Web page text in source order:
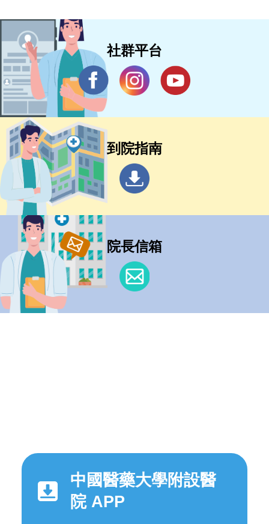
社群平台
到院指南
院長信箱
中國醫藥大學附設醫
院 APP